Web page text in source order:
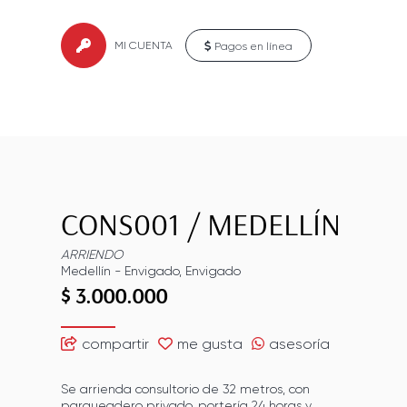
MI CUENTA Pagos en línea
CONS001 / MEDELLÍN
ARRIENDO
Medellín - Envigado, Envigado
$ 3.000.000
compartir me gusta asesoría
Se arrienda consultorio de 32 metros, con